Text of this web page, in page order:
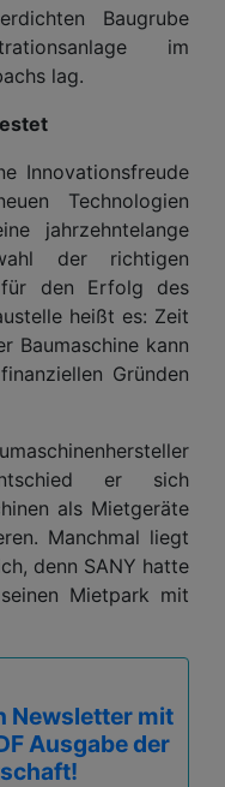
Baugrube
im
lag.
Innovationsfreude
Technologien
jahrzehntelange
der richtigen
für den Erfolg des
heißt es: Zeit
Baumaschine kann
Gründen
er sich
als Mietgeräte
Manchmal liegt
denn SANY hatte
Mietpark mit
Newsletter mit
Ausgabe der